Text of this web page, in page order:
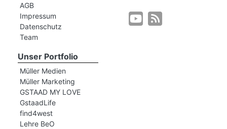
AGB
Impressum
Datenschutz
Team
Unser Portfolio
Müller Medien
Müller Marketing
GSTAAD MY LOVE
GstaadLife
find4west
Lehre BeO